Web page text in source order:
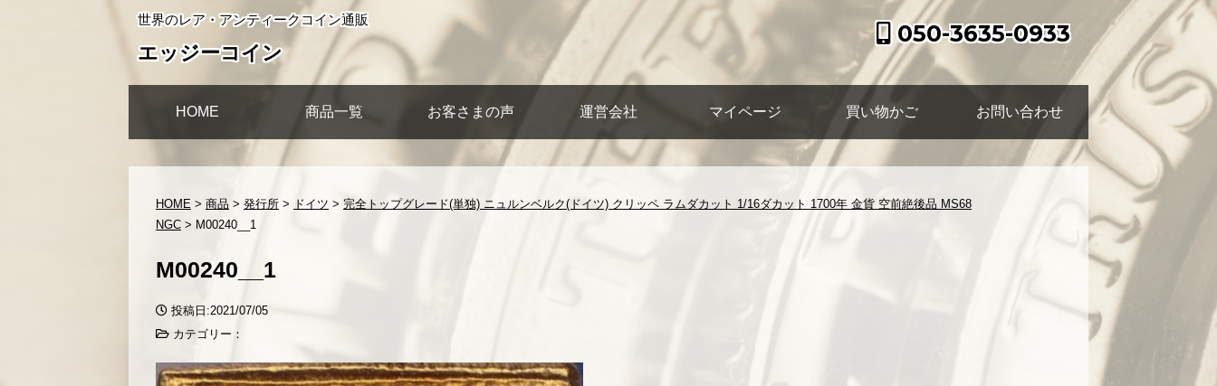
世界のレア・アンティークコイン通販
エッジーコイン
050-3635-0933
HOME 商品一覧 お客さまの声 運営会社 マイページ 買い物かご お問い合わせ
HOME > 商品 > 発行所 > ドイツ > 完全トップグレード(単独) ニュルンベルク(ドイツ) クリッペ ラムダカット 1/16ダカット 1700年 金貨 空前絶後品 MS68
NGC > M00240__1
M00240__1
投稿日:2021/07/05
カテゴリー：